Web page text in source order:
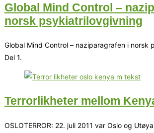
Global Mind Control –
norsk psykiatrilovgivning
Global Mind Control – naziparagrafen i norsk
Del 1.
Terrorlikheter mellom
OSLOTERROR: 22. juli 2011 var Oslo og